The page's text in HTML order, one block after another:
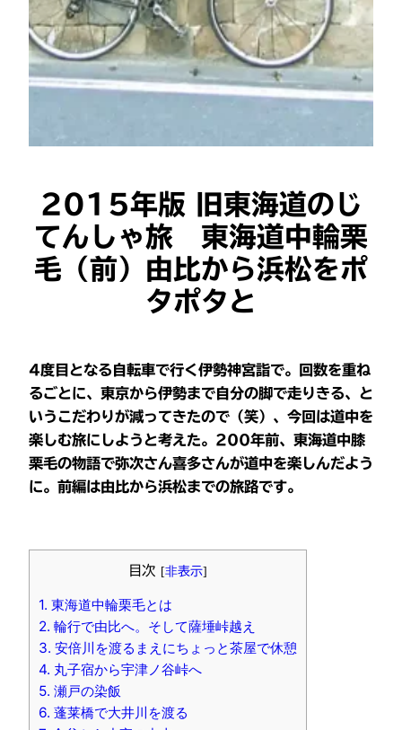
2015年版 旧東海道のじ
てんしゃ旅 東海道中輪栗
毛（前）由比から浜松をポ
タポタと
4度目となる自転車で行く伊勢神宮詣で。回数を重ね
るごとに、東京から伊勢まで自分の脚で走りきる、と
いうこだわりが減ってきたので（笑）、今回は道中を
楽しむ旅にしようと考えた。200年前、東海道中膝
栗毛の物語で弥次さん喜多さんが道中を楽しんだよう
に。前編は由比から浜松までの旅路です。
目次 [非表示]
1. 東海道中輪栗毛とは
2. 輪行で由比へ。そして薩埵峠越え
3. 安倍川を渡るまえにちょっと茶屋で休憩
4. 丸子宿から宇津ノ谷峠へ
5. 瀬戸の染飯
6. 蓬莱橋で大井川を渡る